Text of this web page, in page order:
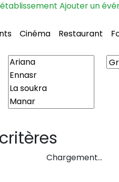
Ajouter un
Cinéma Restaurant
Chargement…